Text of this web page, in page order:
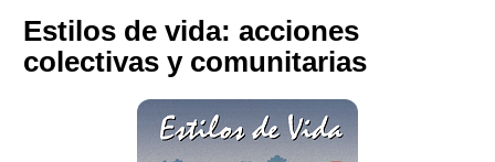
Publicaciones
Glosario
Estilos de vida: acciones
colectivas y comunitarias